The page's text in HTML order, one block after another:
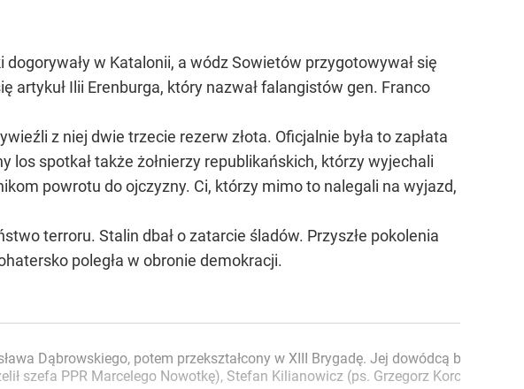
w Katalonii, a wódz Sowietów przygotowywał się
artykuł Ilii Erenburga, który nazwał falangistów gen. Franco
z niej dwie trzecie rezerw złota. Oficjalnie była to zapłata
spotkał także żołnierzy republikańskich, którzy wyjechali
powrotu do ojczyzny. Ci, którzy mimo to nalegali na wyjazd,
terroru. Stalin dbał o zatarcie śladów. Przyszłe pokolenia
poległa w obronie demokracji.
Dąbrowskiego, potem przekształcony w XIII Brygadę. Jej dowódcą był
szefa PPR Marcelego Nowotkę), Stefan Kilianowicz (ps. Grzegorz